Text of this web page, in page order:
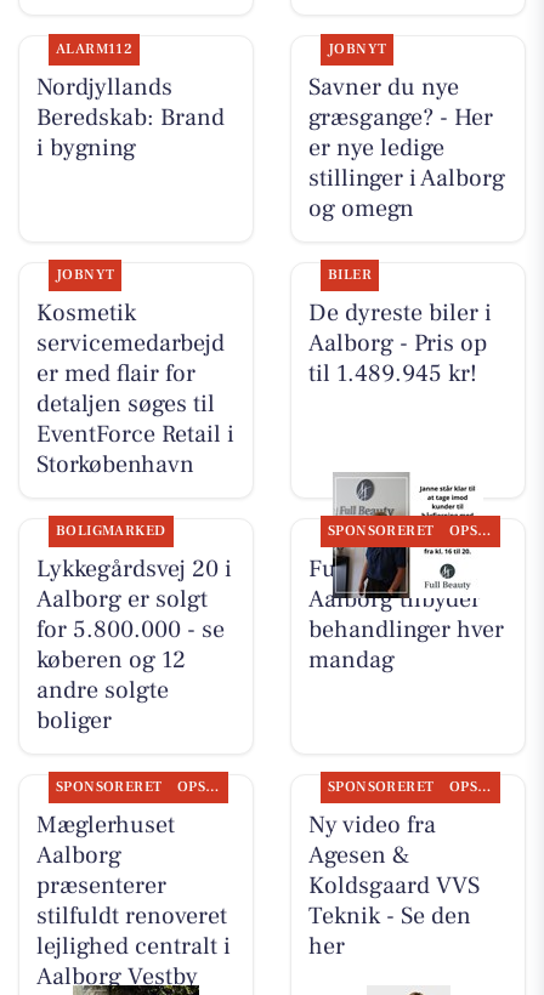
ALARM112
Nordjyllands
Beredskab: Brand
i bygning
JOBNYT
Savner du nye
græsgange? - Her
er nye ledige
stillinger i Aalborg
og omegn
JOBNYT
Kosmetik
servicemedarbejd
er med flair for
detaljen søges til
EventForce Retail i
Storkøbenhavn
BILER
De dyreste biler i
Aalborg - Pris op
til 1.489.945 kr!
BOLIGMARKED
Lykkegårdsvej 20 i
Aalborg er solgt
for 5.800.000 - se
køberen og 12
andre solgte
boliger
SPONSORERET OPSLAGSTAVLEN
Full Beauty
Aalborg tilbyder
behandlinger hver
mandag
SPONSORERET OPSLAGSTAVLEN
Mæglerhuset
Aalborg
præsenterer
stilfuldt renoveret
lejlighed centralt i
Aalborg Vestby
SPONSORERET OPSLAGSTAVLEN
Ny video fra
Agesen &
Koldsgaard VVS
Teknik - Se den
her